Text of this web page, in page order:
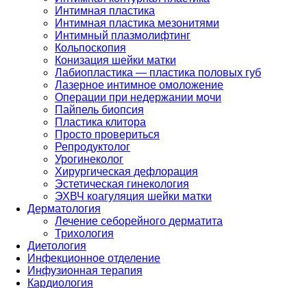
Интимная пластика
Интимная пластика мезонитями
Интимный плазмолифтинг
Кольпоскопия
Конизация шейки матки
Лабиопластика — пластика половых губ
Лазерное интимное омоложение
Операции при недержании мочи
Пайпель биопсия
Пластика клитора
Просто провериться
Репродуктолог
Урогинеколог
Хирургическая дефлорация
Эстетическая гинекология
ЭХВЧ коагуляция шейки матки
Дерматология
Лечение себорейного дерматита
Трихология
Диетология
Инфекционное отделение
Инфузионная терапия
Кардиология